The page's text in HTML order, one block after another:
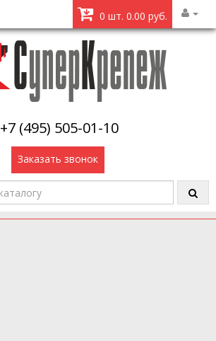
0 шт. 0.00 руб.
+7 (495) 505-01-10
Заказать звонок